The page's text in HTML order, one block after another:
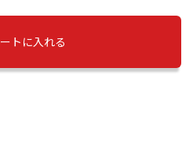
トに入れる